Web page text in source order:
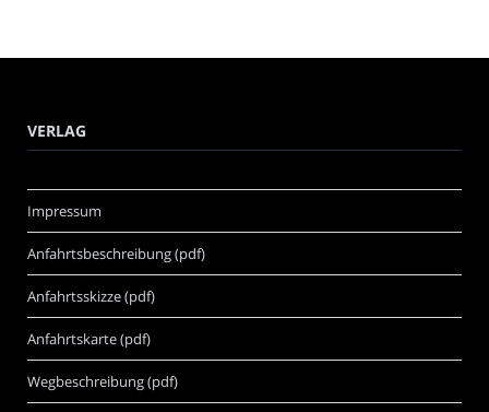
VERLAG
Impressum
Anfahrtsbeschreibung (pdf)
Anfahrtsskizze (pdf)
Anfahrtskarte (pdf)
Wegbeschreibung (pdf)